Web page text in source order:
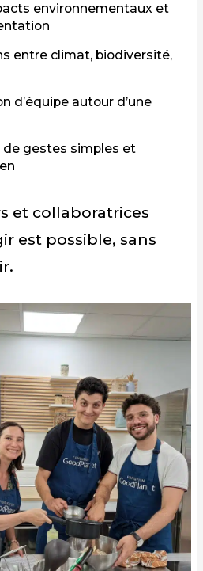
environnementaux et
entre climat, biodiversité,
d’équipe autour d’une
de gestes simples et
et collaboratrices
est possible, sans